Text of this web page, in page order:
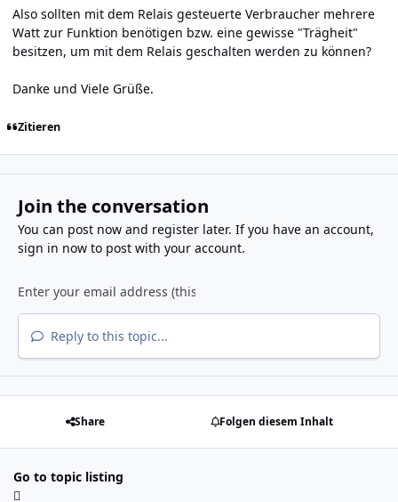
Also sollten mit dem Relais gesteuerte Verbraucher mehrere
Watt zur Funktion benötigen bzw. eine gewisse "Trägheit"
besitzen, um mit dem Relais geschalten werden zu können?
Danke und Viele Grüße.
Zitieren
Join the conversation
You can post now and register later. If you have an account,
sign in nowto post with your account.
Reply to this topic...
Share Folgen diesem Inhalt
Go to topic listing